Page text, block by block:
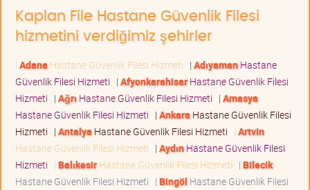
Kaplan File Hastane Güvenlik Filesi
hizmetini verdiğimiz şehirler
| Adana Hastane Güvenlik Filesi Hizmeti | AdıyamanHastane
Güvenlik Filesi Hizmeti | AfyonkarahisarHastane Güvenlik Filesi
Hizmeti | Ağrı Hastane Güvenlik Filesi Hizmeti | Amasya
Hastane Güvenlik Filesi Hizmeti | Ankara Hastane Güvenlik Filesi
Hizmeti | Antalya Hastane Güvenlik Filesi Hizmeti | Artvin
Hastane Güvenlik Filesi Hizmeti | AydınHastane Güvenlik Filesi
Hizmeti | BalıkesirHastane Güvenlik Filesi Hizmeti | Bilecik
Hastane Güvenlik Filesi Hizmeti | Bingöl Hastane Güvenlik Filesi